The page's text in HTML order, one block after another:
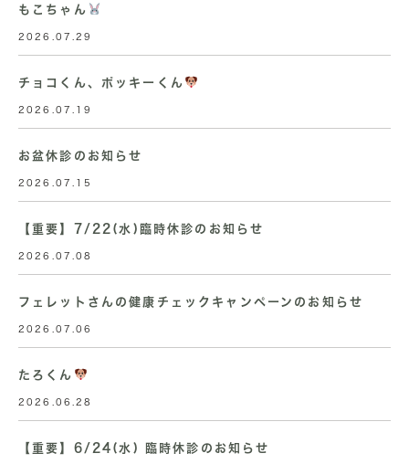
もこちゃん
2026.07.29
チョコくん、ポッキーくん
2026.07.19
お盆休診のお知らせ
2026.07.15
【重要】7/22(水)臨時休診のお知らせ
2026.07.08
フェレットさんの健康チェックキャンペーンのお知らせ
2026.07.06
たろくん
2026.06.28
【重要】6/24(水) 臨時休診のお知らせ